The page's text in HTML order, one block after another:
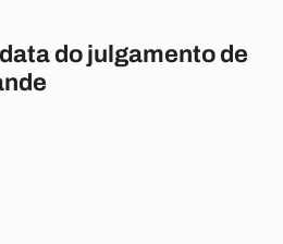
do julgamento de